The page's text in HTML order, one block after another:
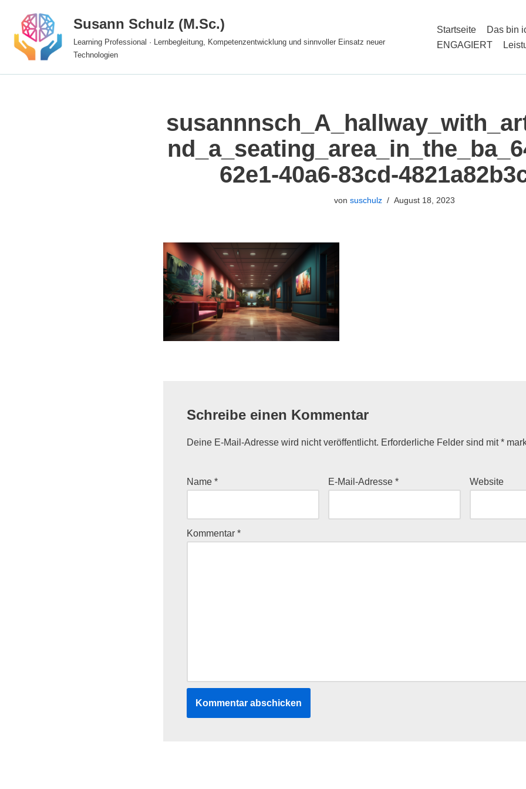
Zum
Inhalt
Susann Schulz (M.Sc.)
Learning Professional · Lernbegleitung, Kompetenzentwicklung und sinnvoller Einsatz neuer
Technologien
Startseite
Das bin
ENGAGIERT
62e1-40a6-83cd-
von suschulz August 18, 2023
Schreibe einen Kommentar
Deine E-Mail-Adresse wird nicht veröffentlicht. Erforderliche Felder sind mit*
Name * E-Mail-Adresse * Website
Kommentar *